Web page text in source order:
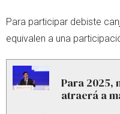
Para participar debiste
equivalen a una
Para 2025,
atraerá a